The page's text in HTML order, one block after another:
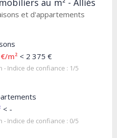
au m² - Alliés
et d'appartements
m² < 2 375 €
- Indice de confiance : 1/5
< -
- Indice de confiance : 0/5